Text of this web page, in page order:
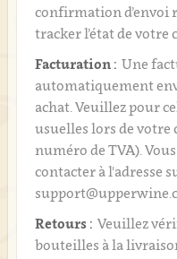
confirmation d’envoi
tracker l’état de votre
Facturation : Une
automatiquement
achat. Veuillez pour
usuelles lors de votre
numéro de TVA).
contacter à l'adresse
Retours : Veuillez
bouteilles à la